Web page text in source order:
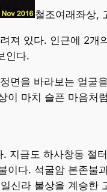
철조여래좌상,
져 있다. 인근에 2개
인다.
면을 바라보는 얼굴
마치 슬픈 마음처
지금도 하사창동 절
다. 석굴암 본존불
신라 불상을 계승한